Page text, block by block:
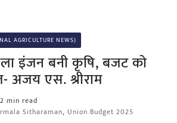
AGRICULTURE NEWS)
इंजन बनी कृषि, बजट को
अजय एस. श्रीराम
2 min read
Sitharaman, Union Budget 2025